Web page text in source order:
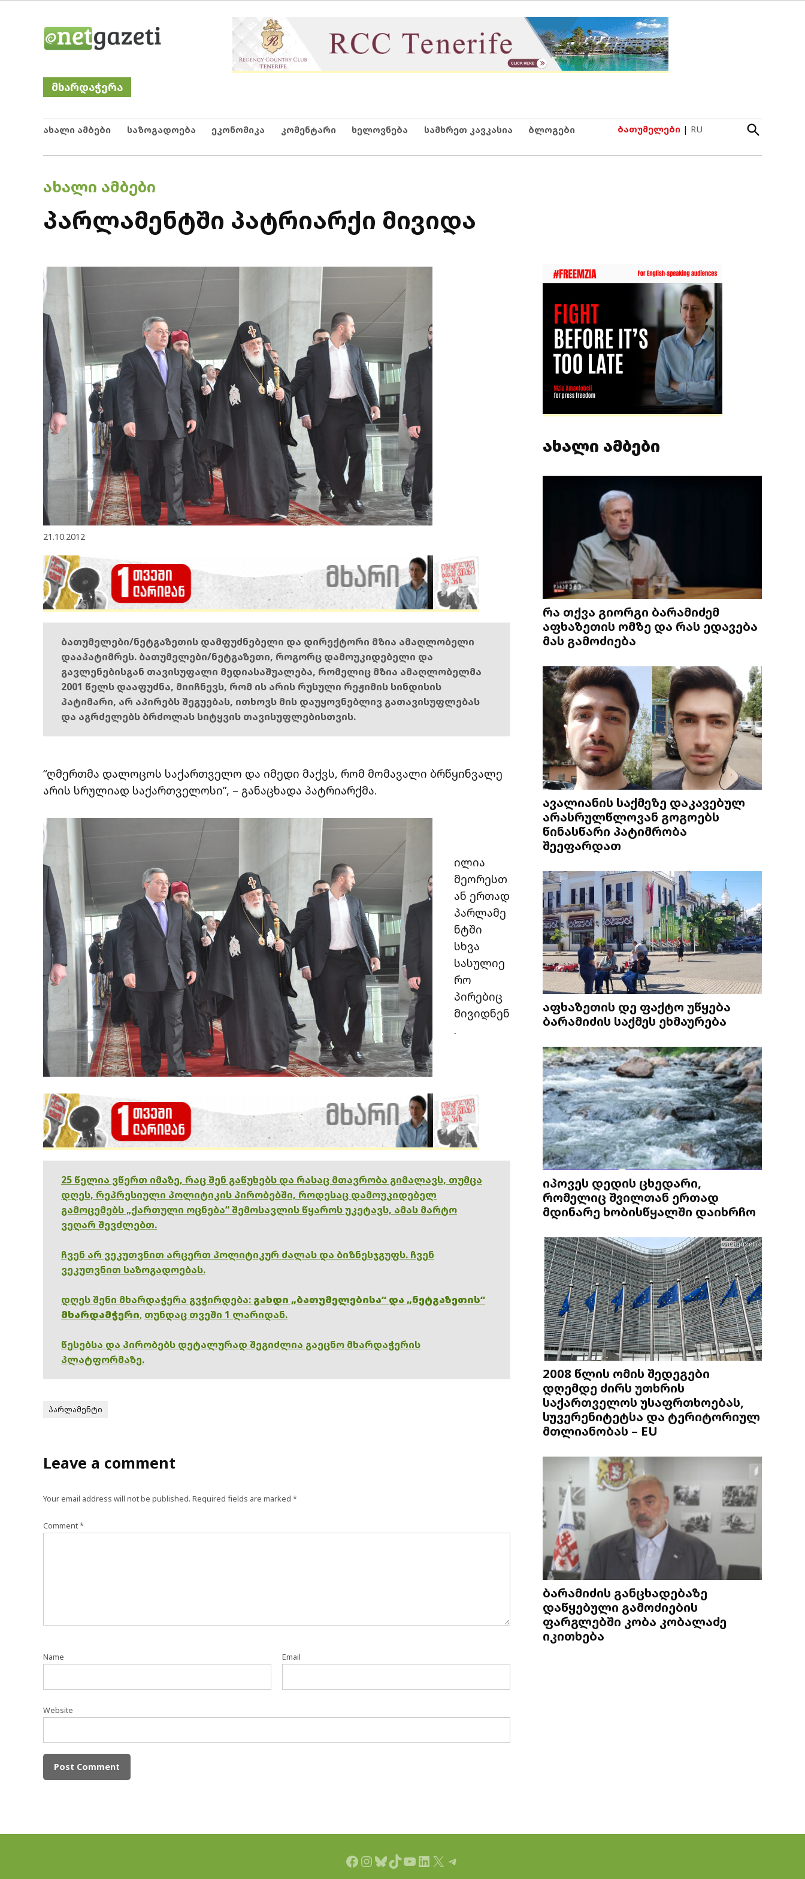
Netgazeti
მხარდაჭერა
ახალი ამბები საზოგადოება ეკონომიკა კომენტარი ხელოვნება სამხრეთ კავკასია ბლოგები ბათუმელები | RU
Open
Search
POSTED
ᲐᲮᲐᲚᲘ ᲐᲛᲑᲔᲑᲘ
პარლამენტში პატრიარქი მივიდა
21.10.2012
ბათუმელები/ნეტგაზეთის დამფუძნებელი და დირექტორი მზია ამაღლობელი
დააპატიმრეს. ბათუმელები/ნეტგაზეთი, როგორც დამოუკიდებელი და
გავლენებისგან თავისუფალი მედიასაშუალება, რომელიც მზია ამაღლობელმა
2001 წელს დააფუძნა, მიიჩნევს, რომ ის არის რუსული რეჟიმის სინდისის
პატიმარი, არ აპირებს შეგუებას, ითხოვს მის დაუყოვნებლივ გათავისუფლებას
და აგრძელებს ბრძოლას სიტყვის თავისუფლებისთვის.
“ღმერთმა დალოცოს საქართველო და იმედი მაქვს, რომ მომავალი ბრწყინვალე
არის სრულიად საქართველოსი”, – განაცხადა პატრიარქმა.
ილია
მეორესთ
ან ერთად
პარლამე
ნტში
სხვა
სასულიე
რო
პირებიც
მივიდნენ
.
25 წელია ვწერთ იმაზე, რაც შენ გაწუხებს და რასაც მთავრობა გიმალავს, თუმცა
დღეს, რეპრესიული პოლიტიკის პირობებში, როდესაც დამოუკიდებელ
გამოცემებს „ქართული ოცნება“ შემოსავლის წყაროს უკეტავს, ამას მარტო
ვეღარ შევძლებთ.
ჩვენ არ ვეკუთვნით არცერთ პოლიტიკურ ძალას და ბიზნესჯგუფს. ჩვენ
ვეკუთვნით საზოგადოებას.
დღეს შენი მხარდაჭერა გვჭირდება: გახდი „ბათუმელებისა“ და „ნეტგაზეთის“
მხარდამჭერი, თუნდაც თვეში 1 ლარიდან.
წესებსა და პირობებს დეტალურად შეგიძლია გაეცნო მხარდაჭერის
პლატფორმაზე.
პარლამენტი
Leave a comment
Your email address will not be published. Required fields are marked *
Comment*
Name Email
Website
ახალი ამბები
რა თქვა გიორგი ბარამიძემ
აფხაზეთის ომზე და რას ედავება
მას გამოძიება
ავალიანის საქმეზე დაკავებულ
არასრულწლოვან გოგოებს
წინასწარი პატიმრობა
შეეფარდათ
აფხაზეთის დე ფაქტო უწყება
ბარამიძის საქმეს ეხმაურება
იპოვეს დედის ცხედარი,
რომელიც შვილთან ერთად
მდინარე ხობისწყალში დაიხრჩო
2008 წლის ომის შედეგები
დღემდე ძირს უთხრის
საქართველოს უსაფრთხოებას,
სუვერენიტეტსა და ტერიტორიულ
მთლიანობას – EU
ბარამიძის განცხადებაზე
დაწყებული გამოძიების
ფარგლებში კობა კობალაძე
იკითხება
Facebook
Instagram
Bluesky
TikTok
YouTube
LinkedIn
X Telegram